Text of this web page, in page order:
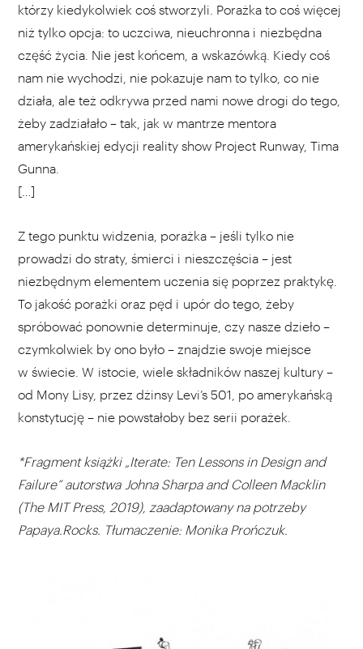
którzy kiedykolwiek coś stworzyli. Porażka to coś więcej
niż tylko opcja: to uczciwa, nieuchronna i niezbędna
część życia. Nie jest końcem, a wskazówką. Kiedy coś
nam nie wychodzi, nie pokazuje nam to tylko, co nie
działa, ale też odkrywa przed nami nowe drogi do tego,
żeby zadziałało – tak, jak w mantrze mentora
amerykańskiej edycji reality show Project Runway, Tima
Gunna.
Z tego punktu widzenia, porażka – jeśli tylko nie
prowadzi do straty, śmierci i nieszczęścia – jest
niezbędnym elementem uczenia się poprzez praktykę.
To jakość porażki oraz pęd i upór do tego, żeby
spróbować ponownie determinuje, czy nasze dzieło –
czymkolwiek by ono było – znajdzie swoje miejsce
w świecie. W istocie, wiele składników naszej kultury –
od Mony Lisy, przez dżinsy Levi’s 501, po amerykańską
konstytucję – nie powstałoby bez serii porażek.
*Fragment książki „Iterate: Ten Lessons in Design and
Failure” autorstwa Johna Sharpa and Colleen Macklin
(The MIT Press, 2019), zaadaptowany na potrzeby
Papaya.Rocks. Tłumaczenie: Monika Prończuk.